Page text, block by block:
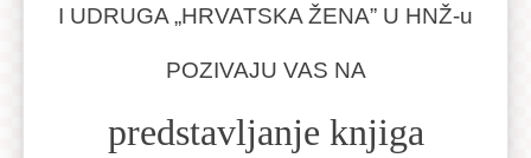
I UDRUGA „HRVATSKA ŽENA” U HNŽ-u
POZIVAJU VAS NA
predstavljanje knjiga